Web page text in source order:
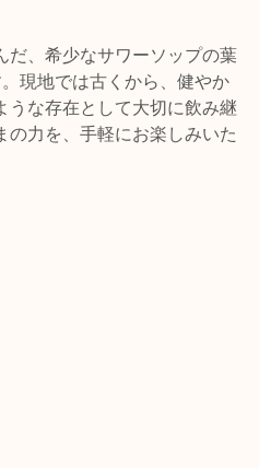
だ、希少なサワーソップの葉
現地では古くから、健やか
うな存在として大切に飲み継
の力を、手軽にお楽しみいた